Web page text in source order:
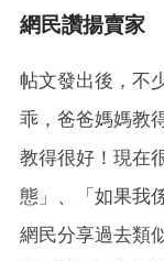
網民讚揚賣家
帖文發出後，不
乖，爸爸媽媽教
教得很好！現在
態」、「如果我
網民分享過去類